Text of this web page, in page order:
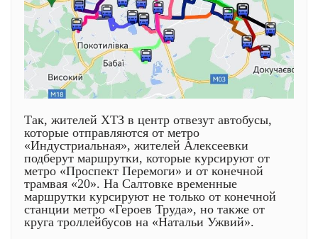
Так, жителей ХТЗ в центр отвезут автобусы,
которые отправляются от метро
«Индустриальная», жителей Алексеевки
подберут маршрутки, которые курсируют от
метро «Проспект Перемоги» и от конечной
трамвая «20». На Салтовке временные
маршрутки курсируют не только от конечной
станции метро «Героев Труда», но также от
круга троллейбусов на «Натальи Ужвий».